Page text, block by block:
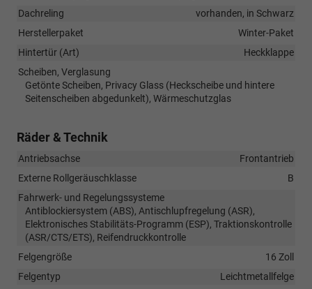
Dachreling
vorhanden, in Schwarz
Herstellerpaket
Winter-Paket
Hintertür (Art)
Heckklappe
Scheiben, Verglasung
Getönte Scheiben, Privacy Glass (Heckscheibe und hintere
Seitenscheiben abgedunkelt), Wärmeschutzglas
Räder & Technik
Antriebsachse
Frontantrieb
Externe Rollgeräuschklasse
B
Fahrwerk- und Regelungssysteme
Antiblockiersystem (ABS), Antischlupfregelung (ASR),
Elektronisches Stabilitäts-Programm (ESP), Traktionskontrolle
(ASR/CTS/ETS), Reifendruckkontrolle
Felgengröße
16 Zoll
Felgentyp
Leichtmetallfelge